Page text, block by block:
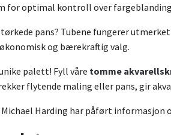
for optimal kontroll over
pans? Tubene fungerer
og bærekraftig valg.
palett! Fyll våre tomme
flytende maling eller pans, gir
Harding har påført